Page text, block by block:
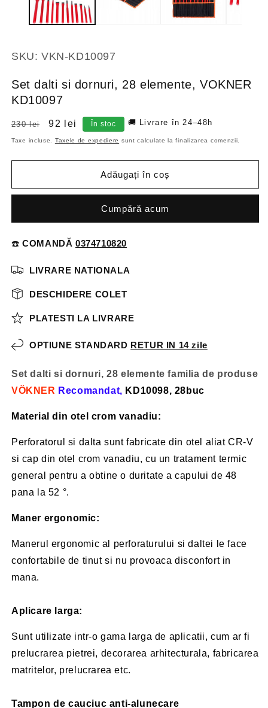
SKU: VKN-KD10097
Set dalti si dornuri, 28 elemente, VOKNER
KD10097
Preț
obișnuit
230 lei
Preț
redus
92 lei În stoc 🚚 Livrare în 24–48h
Taxe incluse. Taxele de expediere sunt calculate la finalizarea comenzii.
Adăugați în coș
Cumpără acum
☎️COMANDĂ0374710820
LIVRARE NATIONALA
DESCHIDERE COLET
PLATESTI LA LIVRARE
OPTIUNE STANDARD RETUR IN 14 zile
Set dalti si dornuri, 28 elemente familia de produse
VÖKNER Recomandat, KD10098, 28buc
Material din otel crom vanadiu:
Perforatorul si dalta sunt fabricate din otel aliat CR-V
si cap din otel crom vanadiu, cu un tratament termic
general pentru a obtine o duritate a capului de 48
pana la 52 °.
Maner ergonomic:
Manerul ergonomic al perforaturului si daltei le face
confortabile de tinut si nu provoaca disconfort in
mana.
Aplicare larga:
Sunt utilizate intr-o gama larga de aplicatii, cum ar fi
prelucrarea pietrei, decorarea arhitecturala, fabricarea
matritelor, prelucrarea etc.
Tampon de cauciuc anti-alunecare